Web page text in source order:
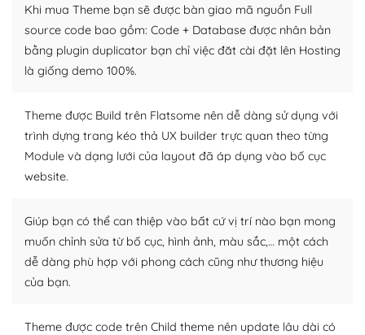
Cộng đồng sử dụng WordPress sẵn sàng hỗ trợ bạn
– Đa dạng plugin và themes
WordPress để tăng thêm các tính năng cần thiết. Có
nhiều plugin trả phí hoặc miễn phí.
Nhờ lượng người dùng đông đảo, thư viện themes và
plugin của WordPress rất phong phú. Bạn có thể thỏa
lập website của mình.
WordPress đa dạng plugin và themes
– Dễ sử dụng
Với mọi Hosting bất kỳ thì WordPress đều có thể dễ
Khi mua Theme bạn sẽ được bàn giao mã nguồn Full
source code bao gồm: Code + Database được nhân bản
bằng plugin duplicator bạn chỉ việc đăt cài đặt lên Hosting
là giống demo 100%.
Theme được Build trên Flatsome nên dễ dàng sử dụng với
trình dựng trang kéo thả UX builder trực quan theo từng
Module và dạng lưới của layout đã áp dụng vào bố cục
website.
Giúp bạn có thể can thiệp vào bất cứ vị trí nào bạn mong
muốn chỉnh sửa từ bố cục, hình ảnh, màu sắc,… một cách
dễ dàng phù hợp với phong cách cũng như thương hiệu
của bạn.
Theme được code trên Child theme nên update lâu dài có